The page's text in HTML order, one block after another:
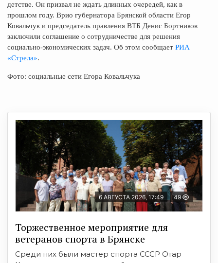
детстве. Он призвал не ждать длинных очередей, как в
прошлом году. Врио губернатора Брянской области Егор
Ковальчук и председатель правления ВТБ Денис Бортников
заключили соглашение о сотрудничестве для решения
социально-экономических задач. Об этом сообщает РИА
«Стрела».
Фото: социальные сети Егора Ковальчука
6 АВГУСТА 2026, 17:49 49
Торжественное мероприятие для
ветеранов спорта в Брянске
Среди них были мастер спорта СССР Отар